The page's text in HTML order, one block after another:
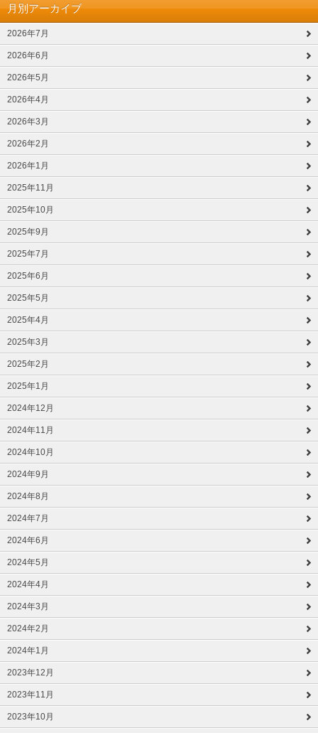
月別アーカイブ
2026年7月
2026年6月
2026年5月
2026年4月
2026年3月
2026年2月
2026年1月
2025年11月
2025年10月
2025年9月
2025年7月
2025年6月
2025年5月
2025年4月
2025年3月
2025年2月
2025年1月
2024年12月
2024年11月
2024年10月
2024年9月
2024年8月
2024年7月
2024年6月
2024年5月
2024年4月
2024年3月
2024年2月
2024年1月
2023年12月
2023年11月
2023年10月